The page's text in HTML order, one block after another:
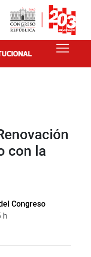
con la
Congreso
h